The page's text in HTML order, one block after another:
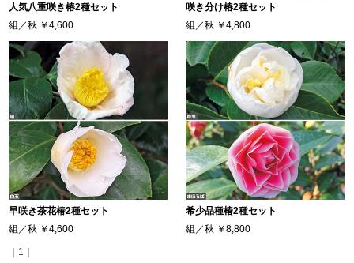
人気八重咲き椿2種セット
組／秋 ￥4,600
咲き分け椿2種セット
組／秋 ￥4,800
早咲き茶花椿2種セット
組／秋 ￥4,600
希少品種椿2種セット
組／秋 ￥8,800
｜1｜